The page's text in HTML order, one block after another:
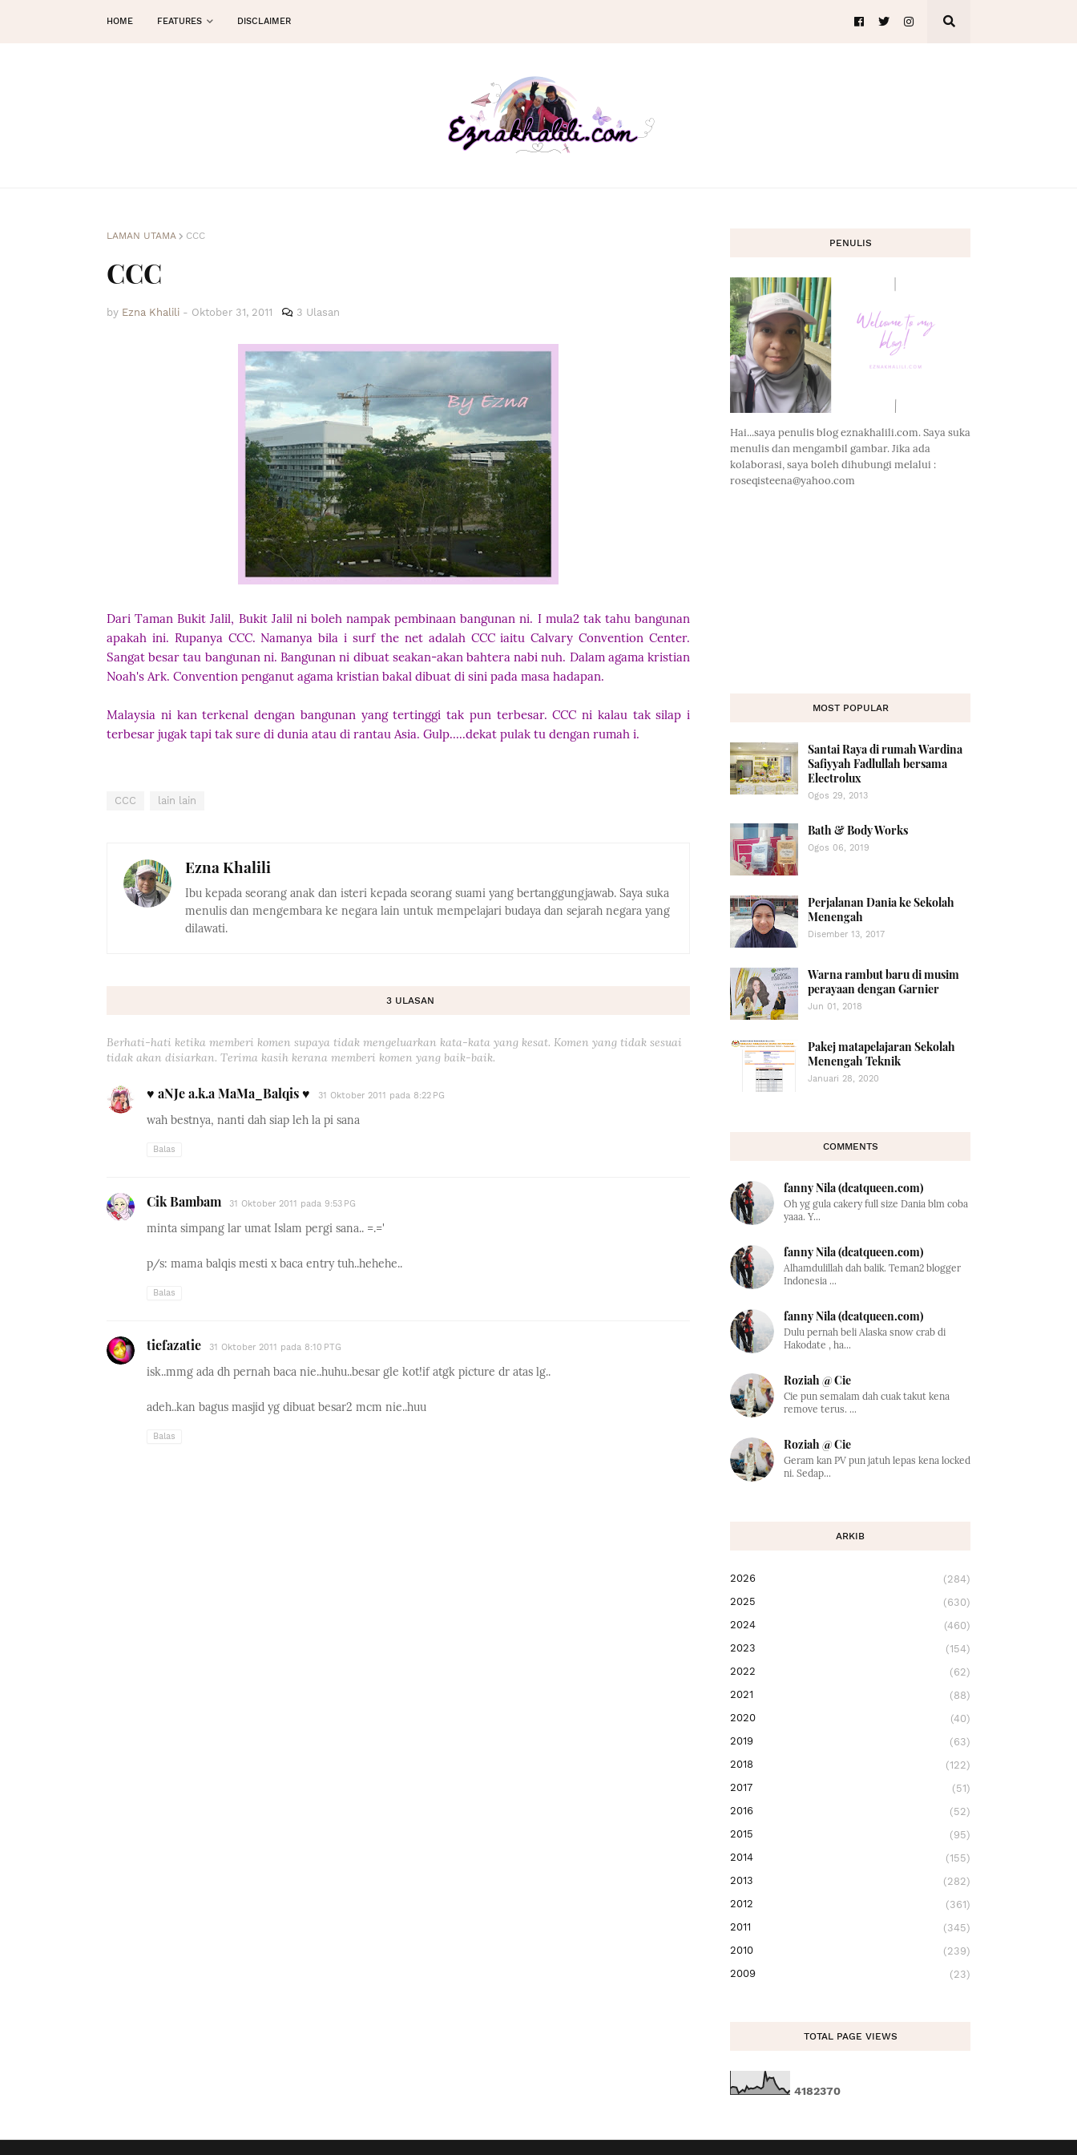
HOME FEATURES DISCLAIMER
LAMAN UTAMA CCC
CCC
by Ezna Khalili - Oktober 31, 2011 3 Ulasan
Dari Taman Bukit Jalil, Bukit Jalil ni boleh nampak pembinaan bangunan ni. I mula2 tak tahu bangunan
apakah ini. Rupanya CCC. Namanya bila i surf the net adalah CCC iaitu Calvary Convention Center.
Sangat besar tau bangunan ni. Bangunan ni dibuat seakan-akan bahtera nabi nuh. Dalam agama kristian
Noah's Ark. Convention penganut agama kristian bakal dibuat di sini pada masa hadapan.
Malaysia ni kan terkenal dengan bangunan yang tertinggi tak pun terbesar. CCC ni kalau tak silap i
terbesar jugak tapi tak sure di dunia atau di rantau Asia. Gulp.....dekat pulak tu dengan rumah i.
CCC lain lain
Ezna Khalili
Ibu kepada seorang anak dan isteri kepada seorang suami yang bertanggungjawab. Saya suka
menulis dan mengembara ke negara lain untuk mempelajari budaya dan sejarah negara yang
dilawati.
3 ULASAN
Berhati-hati ketika memberi komen supaya tidak mengeluarkan kata-kata yang kesat. Komen yang tidak sesuai
tidak akan disiarkan. Terima kasih kerana memberi komen yang baik-baik.
♥ aNJe a.k.a MaMa_Balqis ♥ 31 Oktober 2011 pada 8:22 PG
wah bestnya, nanti dah siap leh la pi sana
Balas
Cik Bambam 31 Oktober 2011 pada 9:53 PG
minta simpang lar umat Islam pergi sana.. =.='
p/s: mama balqis mesti x baca entry tuh..hehehe..
Balas
tiefazatie 31 Oktober 2011 pada 8:10 PTG
isk..mmg ada dh pernah baca nie..huhu..besar gle kot!if atgk picture dr atas lg..
adeh..kan bagus masjid yg dibuat besar2 mcm nie..huu
Balas
PENULIS
Hai...saya penulis blog eznakhalili.com. Saya suka
menulis dan mengambil gambar. Jika ada
kolaborasi, saya boleh dihubungi melalui :
roseqisteena@yahoo.com
MOST POPULAR
Santai Raya di rumah Wardina
Safiyyah Fadlullah bersama
Electrolux
Ogos 29, 2013
Bath & Body Works
Ogos 06, 2019
Perjalanan Dania ke Sekolah
Menengah
Disember 13, 2017
Warna rambut baru di musim
perayaan dengan Garnier
Jun 01, 2018
Pakej matapelajaran Sekolah
Menengah Teknik
Januari 28, 2020
COMMENTS
fanny Nila (dcatqueen.com)
Oh yg gula cakery full size Dania blm coba
yaaa. Y...
fanny Nila (dcatqueen.com)
Alhamdulillah dah balik. Teman2 blogger
Indonesia ...
fanny Nila (dcatqueen.com)
Dulu pernah beli Alaska snow crab di
Hakodate , ha...
Roziah @ Cie
Cie pun semalam dah cuak takut kena
remove terus. ...
Roziah @ Cie
Geram kan PV pun jatuh lepas kena locked
ni. Sedap...
ARKIB
2026
(284)
2025
(630)
2024
(460)
2023
(154)
2022
(62)
2021
(88)
2020
(40)
2019
(63)
2018
(122)
2017
(51)
2016
(52)
2015
(95)
2014
(155)
2013
(282)
2012
(361)
2011
(345)
2010
(239)
2009
(23)
TOTAL PAGE VIEWS
4182370